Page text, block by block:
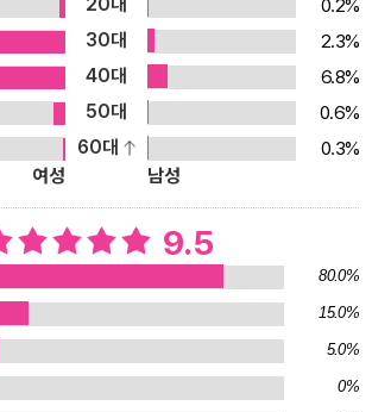
고 헷갈리는 맞춤법, 꼭 지
법’은 의사소통을 원활히 하기 위한 약속입니다!
맞춤법에 맞지 않는 문장으로 이루어진 글은 좋
습니다. 그걸 알면서도 맞춤법은 어렵고, 맞춤법
찮은 일이라고 생각하는 사람들이 많지요. 심지
고 생각하기도 합니다. 하지만 그림책에서도
맞춤법 때문에 의미가 잘못 전달되는 경우는 생
사회 구성원들이 의사소통을 하기 위한 기본
다. 쓰는 사람마다 본인이 쓰고 싶은 대로 쓴다
시간도 오래 걸릴 뿐만 아니라 전달하고자 하
하기도 힘이 듭니다. ‘맞춤법’은 일종의 약속입
0.2%
30대
2.3%
40대
6.8%
50대
0.6%
60대
0.3%
여성
남성
9.5
80.0%
15.0%
5.0%
0%